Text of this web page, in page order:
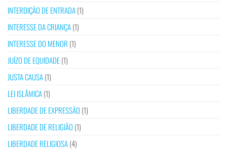
INTERDIÇÃO DE ENTRADA(1)
INTERESSE DA CRIANÇA(1)
INTERESSE DO MENOR (1)
JUÍZO DE EQUIDADE(1)
JUSTA CAUSA(1)
LEI ISLÂMICA(1)
LIBERDADE DE EXPRESSÃO (1)
LIBERDADE DE RELIGIÃO (1)
LIBERDADE RELIGIOSA(4)